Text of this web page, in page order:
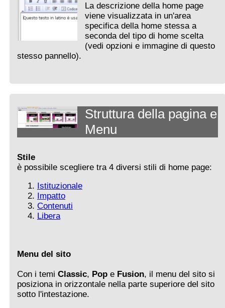
La descrizione della home page
viene visualizzata in un'area
specifica della home stessa a
seconda del tipo di home scelta
(vedi opzioni e immagine di questo
stesso pannello).
Struttura della pagina e
Menu
Stile
è possibile scegliere tra 4 diversi stili di home page:
Istituzionale
Impatto
Contenuti
Libera
Menu del sito
Con i temi Classic, Pop e Fusion, il menu del sito si
posiziona in orizzontale nella parte superiore del sito
sotto l'intestazione.